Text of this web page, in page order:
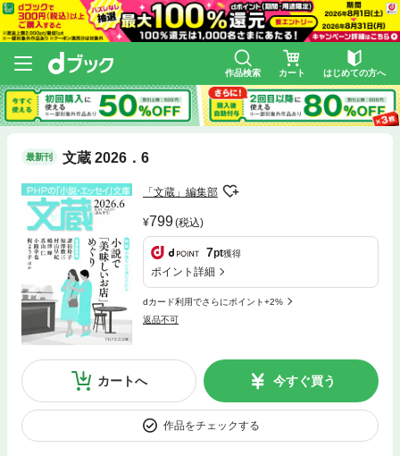
作品検索 カート はじめての方へ
最新刊 文蔵 2026．6
「文蔵」編集部
799(税込)
7pt獲得
ポイント詳細
dカード利用でさらにポイント+2%
返品不可
カートへ 今すぐ買う
作品をチェックする